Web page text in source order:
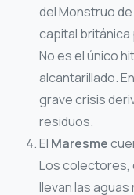
del Monstruo
capital británica
No es el único
alcantarillado.
grave crisis
residuos.
El Maresme
Los colectores,
llevan las